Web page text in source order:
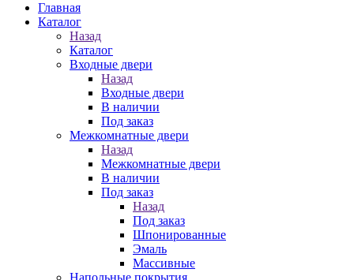
Главная
Каталог
Назад
Каталог
Входные двери
Назад
Входные двери
В наличии
Под заказ
Межкомнатные двери
Назад
Межкомнатные двери
В наличии
Под заказ
Назад
Под заказ
Шпонированные
Эмаль
Массивные
Напольные покрытия